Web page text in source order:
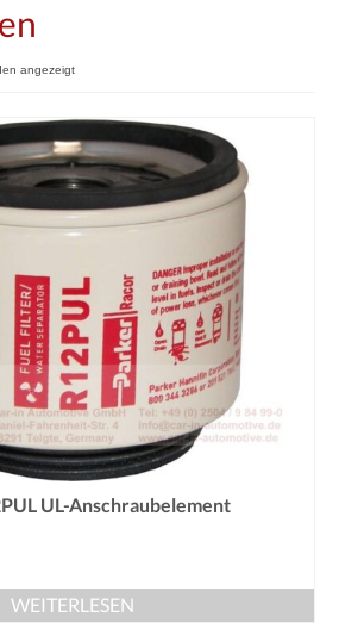
angezeigt
UL-Anschraubelement
WEITERLESEN